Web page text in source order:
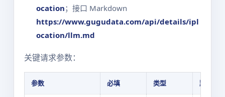
ocation；接口 Markdown
https://www.gugudata.com/api/details/ipl
ocation/llm.md
关键请求参数：
参数 必填 类型 默认值